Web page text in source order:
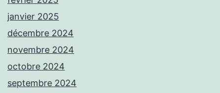
janvier 2025
décembre 2024
novembre 2024
octobre 2024
septembre 2024